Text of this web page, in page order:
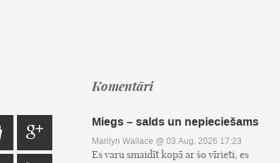
Komentāri
Miegs – salds un nepieciešams
Marilyn Wallace @ 03.Aug, 2026 17:23
Es varu smaidīt kopā ar šo vīrieti, es